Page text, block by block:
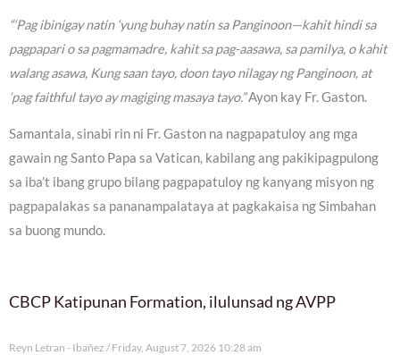
“‘Pag ibinigay natin ‘yung buhay natin sa Panginoon—kahit hindi sa
pagpapari o sa pagmamadre, kahit sa pag-aasawa, sa pamilya, o kahit
walang asawa, Kung saan tayo, doon tayo nilagay ng Panginoon, at
‘pag faithful tayo ay magiging masaya tayo.”Ayon kay Fr. Gaston.
Samantala, sinabi rin ni Fr. Gaston na nagpapatuloy ang mga
gawain ng Santo Papa sa Vatican, kabilang ang pakikipagpulong
sa iba’t ibang grupo bilang pagpapatuloy ng kanyang misyon ng
pagpapalakas sa pananampalataya at pagkakaisa ng Simbahan
sa buong mundo.
CBCP Katipunan Formation, ilulunsad ng AVPP
Reyn Letran - Ibañez Friday, August 7, 2026 10:28 am